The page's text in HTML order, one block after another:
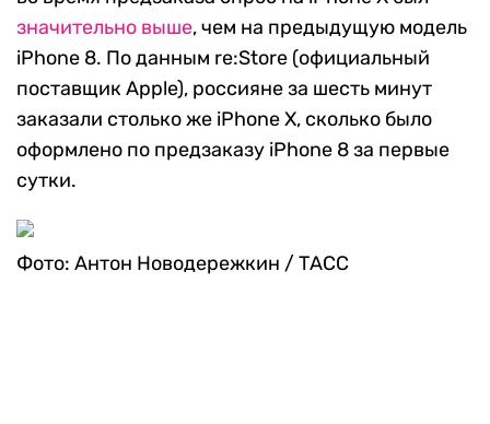
значительно выше, чем на предыдущую модель
iPhone 8. По данным re:Store (официальный
поставщик Apple), россияне за шесть минут
заказали столько же iPhone X, сколько было
оформлено по предзаказу iPhone 8 за первые
сутки.
Фото: Антон Новодережкин / ТАСС